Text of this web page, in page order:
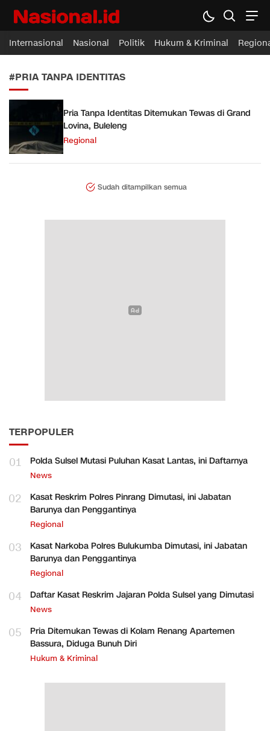
Nasional.id
Membawa Inspirasi Untuk Indonesia
Internasional Nasional Politik Hukum & Kriminal
#PRIA TANPA IDENTITAS
Pria Tanpa Identitas Ditemukan Tewas di Grand
Lovina, Buleleng
Regional
Sudah ditampilkan semua
TERPOPULER
01 Polda Sulsel Mutasi Puluhan Kasat Lantas, ini Daftarnya
News
02
Kasat Reskrim Polres Pinrang Dimutasi, ini Jabatan
Barunya dan Penggantinya
Regional
03
Kasat Narkoba Polres Bulukumba Dimutasi, ini Jabatan
Barunya dan Penggantinya
Regional
04 Daftar Kasat Reskrim Jajaran Polda Sulsel yang Dimutasi
News
05
Pria Ditemukan Tewas di Kolam Renang Apartemen
Bassura, Diduga Bunuh Diri
Hukum & Kriminal